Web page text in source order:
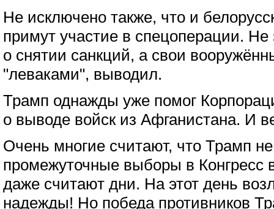
Не исключено также, что и
примут участие в спецоперации.
о снятии санкций, а свои
"леваками", выводил.
Трамп однажды уже помог
о выводе войск из Афганистана. И
Очень многие считают, что Трамп
промежуточные выборы в Конгресс
даже считают дни. На этот день
надежды! Но победа противников